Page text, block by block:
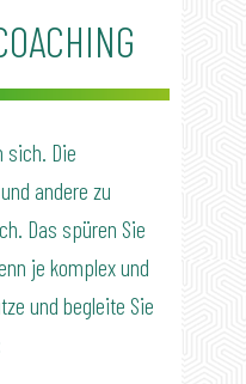
sich. Die
andere zu
Das spüren Sie
je komplex und
und begleite Sie